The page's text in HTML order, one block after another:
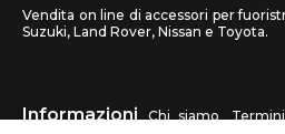
Vendita on line di accessori per
Suzuki, Land Rover, Nissan e Toyota.
Informazioni Chi siamo